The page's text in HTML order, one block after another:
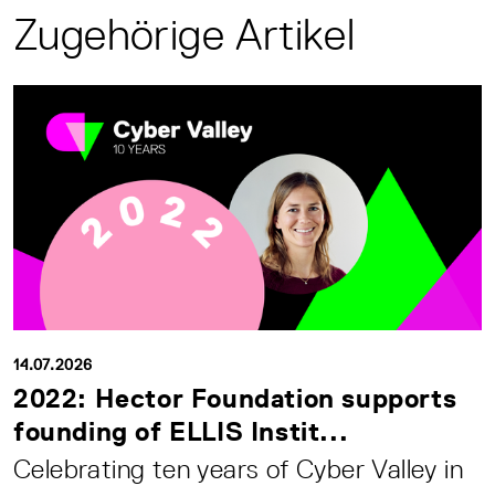
Zugehörige Artikel
14.07.2026
2022: Hector Foundation supports
founding of ELLIS Instit...
Celebrating ten years of Cyber Valley in